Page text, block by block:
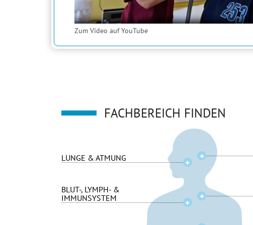
Zum Video auf YouTube
FACHBEREICH FINDEN
LUNGE & ATMUNG
BLUT-, LYMPH- &
IMMUNSYSTEM